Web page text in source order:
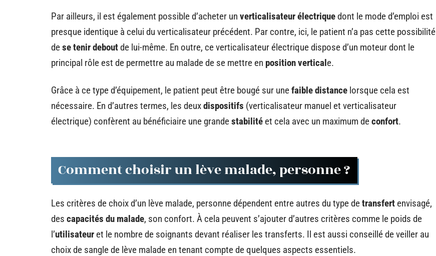
Par ailleurs, il est également possible d’acheter un verticalisateur électriquedont le mode d’emploi est
presque identique à celui du verticalisateur précédent. Par contre, ici, le patient n’a pas cette possibilité
dese tenir deboutde lui-même. En outre, ce verticalisateur électrique dispose d’un moteur dont le
principal rôle est de permettre au malade de se mettre en position verticale.
Grâce à ce type d’équipement, le patient peut être bougé sur unefaible distance lorsque cela est
nécessaire. En d’autres termes, les deuxdispositifs (verticalisateur manuel et verticalisateur
électrique) confèrent au bénéficiaire une grandestabilité et cela avec un maximum deconfort.
Comment choisir un lève malade, personne ?
Les critères de choix d’un lève malade, personne dépendent entre autres du type detransfert envisagé,
des capacités du malade, son confort. À cela peuvent s’ajouter d’autres critères comme le poids de
l’utilisateur et le nombre de soignants devant réaliser les transferts. Il est aussi conseillé de veiller au
choix de sangle de lève malade en tenant compte de quelques aspects essentiels.